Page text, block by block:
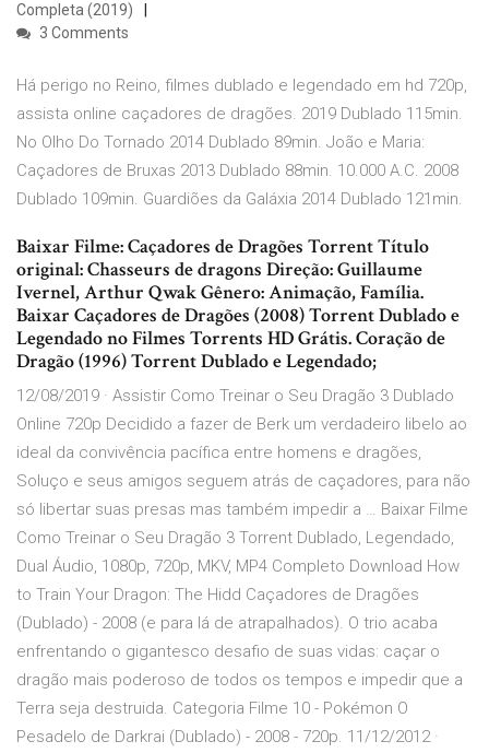
Completa (2019)
3 Comments
Há perigo no Reino, filmes dublado e legendado em hd 720p,
assista online caçadores de dragões. 2019 Dublado 115min.
No Olho Do Tornado 2014 Dublado 89min. João e Maria:
Caçadores de Bruxas 2013 Dublado 88min. 10.000 A.C. 2008
Dublado 109min. Guardiões da Galáxia 2014 Dublado 121min.
Baixar Filme: Caçadores de Dragões Torrent Título
original: Chasseurs de dragons Direção: Guillaume
Ivernel, Arthur Qwak Gênero: Animação, Família.
Baixar Caçadores de Dragões (2008) Torrent Dublado e
Legendado no Filmes Torrents HD Grátis. Coração de
Dragão (1996) Torrent Dublado e Legendado;
12/08/2019 · Assistir Como Treinar o Seu Dragão 3 Dublado
Online 720p Decidido a fazer de Berk um verdadeiro libelo ao
ideal da convivência pacífica entre homens e dragões,
Soluço e seus amigos seguem atrás de caçadores, para não
só libertar suas presas mas também impedir a … Baixar Filme
Como Treinar o Seu Dragão 3 Torrent Dublado, Legendado,
Dual Áudio, 1080p, 720p, MKV, MP4 Completo Download How
to Train Your Dragon: The Hidd Caçadores de Dragões
(Dublado) - 2008 (e para lá de atrapalhados). O trio acaba
enfrentando o gigantesco desafio de suas vidas: caçar o
dragão mais poderoso de todos os tempos e impedir que a
Terra seja destruida. Categoria Filme 10 - Pokémon O
Pesadelo de Darkrai (Dublado) - 2008 - 720p. 11/12/2012 ·